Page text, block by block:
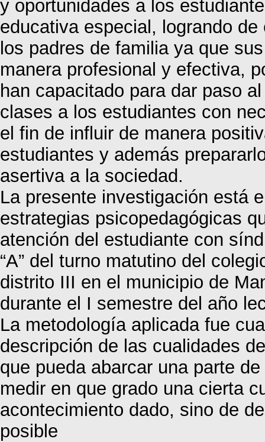
y oportunidades a los
educativa especial, logrando
los padres de familia ya que
manera profesional y efectiva,
han capacitado para dar paso
clases a los estudiantes con
el fin de influir de manera
estudiantes y además
asertiva a la sociedad.
La presente investigación está
estrategias psicopedagógicas
atención del estudiante con
“A” del turno matutino del
distrito III en el municipio de
durante el I semestre del año
La metodología aplicada fue
descripción de las cualidades
que pueda abarcar una parte
medir en que grado una cierta
acontecimiento dado, sino de
posible